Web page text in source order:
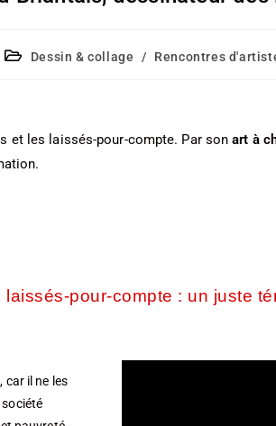
Dessin & collage / Rencontres
et les laissés-pour-compte. Par sonart à
laissés-pour-compte : un juste
car il ne les
société